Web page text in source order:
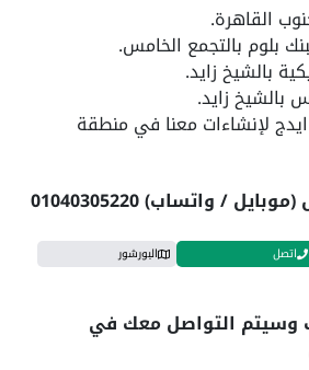
القاهرة.
بلوم بالتجمع الخامس.
بالشيخ زايد.
بالشيخ زايد.
لإنشاءات معنا في منطقة
/ واتساب) 01040305220
اتصل البورشور
وسيتم التواصل معك في